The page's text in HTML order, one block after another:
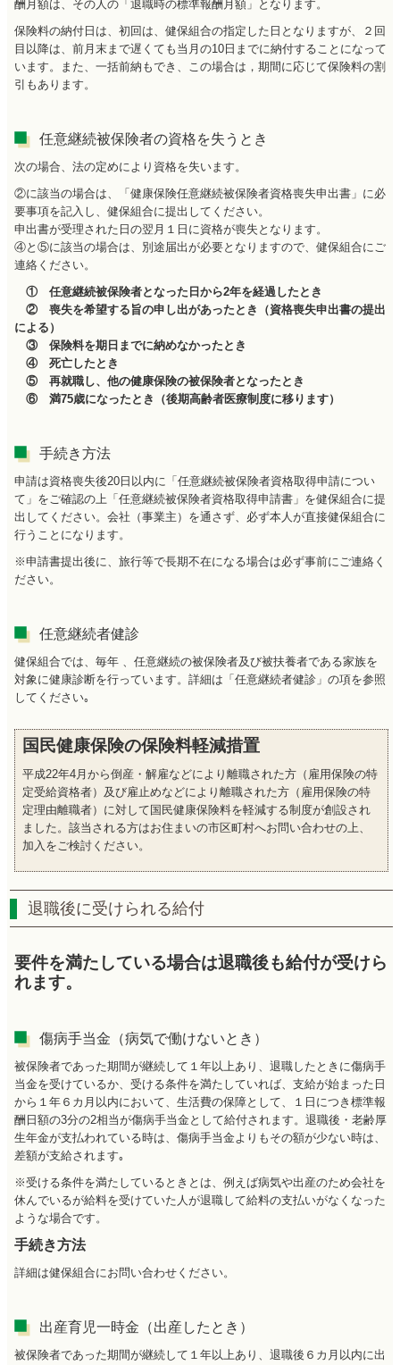
酬月額は、その人の「退職時の標準報酬月額」となります。
保険料の納付日は、初回は、健保組合の指定した日となりますが、２回
目以降は、前月末まで遅くても当月の10日までに納付することになって
います。また、一括前納もでき、この場合は，期間に応じて保険料の割
引もあります。
任意継続被保険者の資格を失うとき
次の場合、法の定めにより資格を失います。
②に該当の場合は、「健康保険任意継続被保険者資格喪失申出書」に必
要事項を記入し、健保組合に提出してください。
申出書が受理された日の翌月１日に資格が喪失となります。
④と⑤に該当の場合は、別途届出が必要となりますので、健保組合にご
連絡ください。
① 任意継続被保険者となった日から2年を経過したとき
② 喪失を希望する旨の申し出があったとき（資格喪失申出書の提出
による）
③ 保険料を期日までに納めなかったとき
④ 死亡したとき
⑤ 再就職し、他の健康保険の被保険者となったとき
⑥ 満75歳になったとき（後期高齢者医療制度に移ります）
手続き方法
申請は資格喪失後20日以内に「任意継続被保険者資格取得申請につい
て」をご確認の上「任意継続被保険者資格取得申請書」を健保組合に提
出してください。会社（事業主）を通さず、必ず本人が直接健保組合に
行うことになります。
※申請書提出後に、旅行等で長期不在になる場合は必ず事前にご連絡く
ださい。
任意継続者健診
健保組合では、毎年 、任意継続の被保険者及び被扶養者である家族を
対象に健康診断を行っています。詳細は「任意継続者健診」の項を参照
してください｡
国民健康保険の保険料軽減措置
平成22年4月から倒産・解雇などにより離職された方（雇用保険の特
定受給資格者）及び雇止めなどにより離職された方（雇用保険の特
定理由離職者）に対して国民健康保険料を軽減する制度が創設され
ました。該当される方はお住まいの市区町村へお問い合わせの上、
加入をご検討ください。
退職後に受けられる給付
要件を満たしている場合は退職後も給付が受けら
れます。
傷病手当金（病気で働けないとき）
被保険者であった期間が継続して１年以上あり、退職したときに傷病手
当金を受けているか、受ける条件を満たしていれば、支給が始まった日
から１年６カ月以内において、生活費の保障として、１日につき標準報
酬日額の3分の2相当が傷病手当金として給付されます。退職後・老齢厚
生年金が支払われている時は、傷病手当金よりもその額が少ない時は、
差額が支給されます｡
※受ける条件を満たしているときとは、例えば病気や出産のため会社を
休んでいるが給料を受けていた人が退職して給料の支払いがなくなった
ような場合です。
手続き方法
詳細は健保組合にお問い合わせください。
出産育児一時金（出産したとき）
被保険者であった期間が継続して１年以上あり、 退職後６カ月以内に出